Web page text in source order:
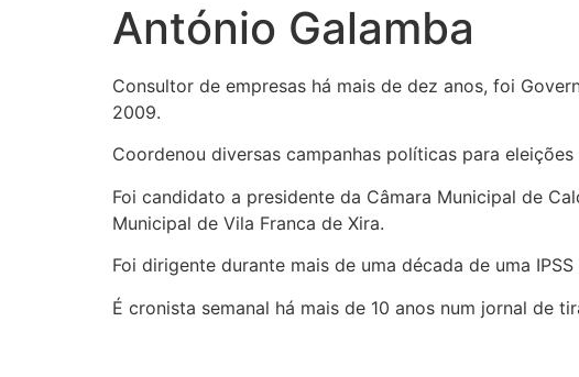
António Galamba
Consultor de empresas há mais de dez anos, foi
2009.
Coordenou diversas campanhas políticas para
Foi candidato a presidente da Câmara Municipal de
Municipal de Vila Franca de Xira.
Foi dirigente durante mais de uma década de uma IPSS
É cronista semanal há mais de 10 anos num jornal de